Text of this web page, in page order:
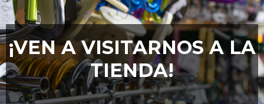
¡VEN A VISITARNOS A LA
TIENDA!